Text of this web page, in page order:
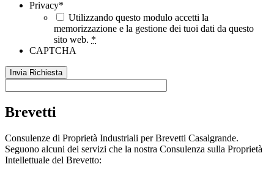
Privacy*
Utilizzando questo modulo accetti la
memorizzazione e la gestione dei tuoi dati da questo
sito web. *
CAPTCHA
Brevetti
Consulenze di Proprietà Industriali per Brevetti Casalgrande.
Seguono alcuni dei servizi che la nostra Consulenza sulla Proprietà
Intellettuale del Brevetto: